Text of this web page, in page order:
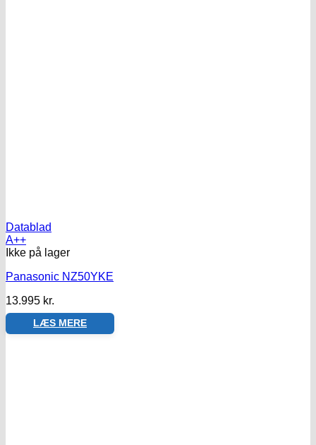
Datablad
A++
Ikke på lager
Panasonic NZ50YKE
13.995 kr.
LÆS MERE